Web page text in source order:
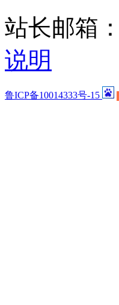
站长邮箱：
说明
鲁ICP备10014333号-15